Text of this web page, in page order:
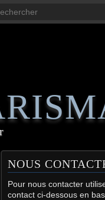
NOUS
Pour nous contacter
contact ci-dessous en